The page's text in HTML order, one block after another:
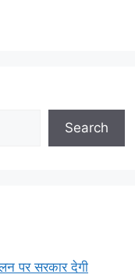
Search
पर सरकार देगी